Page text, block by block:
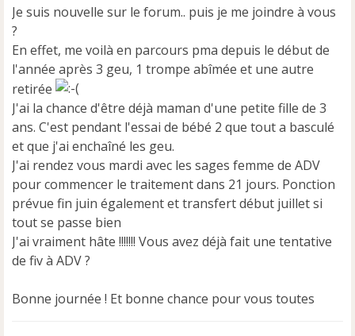
e
n
l
u
Je suis nouvelle sur le forum.. puis je me joindre à vous
?
En effet, me voilà en parcours pma depuis le début de
l'année après 3 geu, 1 trompe abîmée et une autre
retirée
J'ai la chance d'être déjà maman d'une petite fille de 3
ans. C'est pendant l'essai de bébé 2 que tout a basculé
et que j'ai enchaîné les geu.
J'ai rendez vous mardi avec les sages femme de ADV
pour commencer le traitement dans 21 jours. Ponction
prévue fin juin également et transfert début juillet si
tout se passe bien
J'ai vraiment hâte !!!!!!! Vous avez déjà fait une tentative
de fiv à ADV ?
Bonne journée ! Et bonne chance pour vous toutes